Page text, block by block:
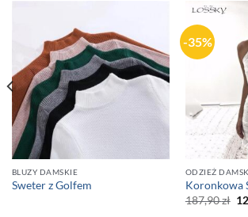
BLUZY DAMSKIE
Sweter z Golfem
-35%
ODZIEŻ
Koronkowa
187,90zł